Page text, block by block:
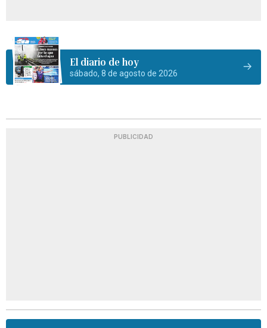
El diario de hoy
sábado, 8 de agosto de 2026
PUBLICIDAD